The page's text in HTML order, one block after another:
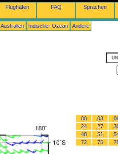
Flughäfen FAQ Sprachen
Australien Indischer Ozean Andere
00 03
24
27
48
51
72
75